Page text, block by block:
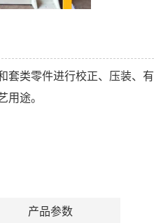
套类零件进行校正、压装、有
用途。
产品参数